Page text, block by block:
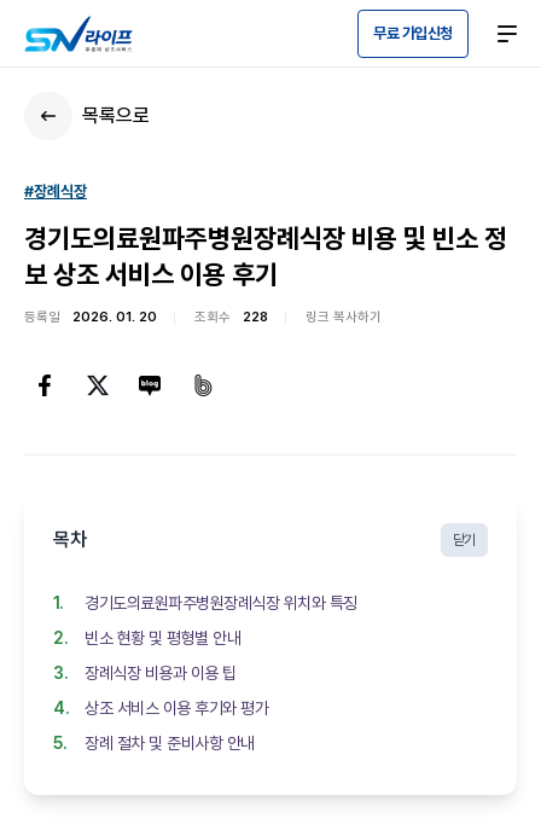
무료 가입신청
목록으로
#장례식장
경기도의료원파주병원장례식장 비용 및 빈소 정
보 상조 서비스 이용 후기
등록일 2026. 01. 20 조회수 228 링크 복사하기
목차 닫기
경기도의료원파주병원장례식장 위치와 특징
빈소 현황 및 평형별 안내
장례식장 비용과 이용 팁
상조 서비스 이용 후기와 평가
장례 절차 및 준비사항 안내